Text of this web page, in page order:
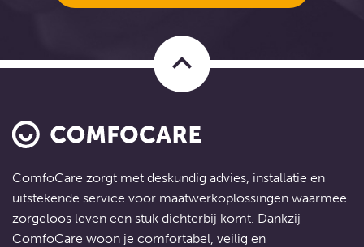
keyboard_arrow_up
ComfoCare zorgt met deskundig advies, installatie en
uitstekende service voor maatwerkoplossingen waarmee
zorgeloos leven een stuk dichterbij komt. Dankzij
ComfoCare woon je comfortabel, veilig en